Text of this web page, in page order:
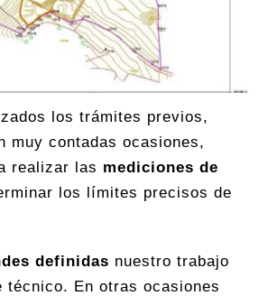
los trámites previos,
muy contadas ocasiones,
realizar las mediciones de
los límites precisos de
definidas nuestro trabajo
técnico. En otras ocasiones